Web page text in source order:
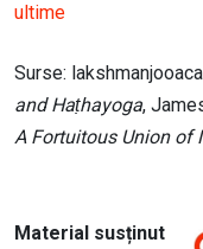
ultime
Surse:
and Haṭhayoga,
A Fortuitous Union of
Material susținut